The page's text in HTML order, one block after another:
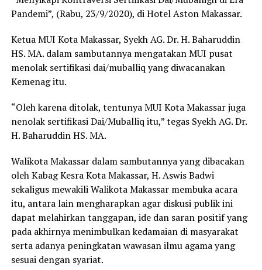
Pandemi”, (Rabu, 23/9/2020), di Hotel Aston Makassar.
Ketua MUI Kota Makassar, Syekh AG. Dr. H. Baharuddin
HS. MA. dalam sambutannya mengatakan MUI pusat
menolak sertifikasi dai/muballiq yang diwacanakan
Kemenag itu.
“Oleh karena ditolak, tentunya MUI Kota Makassar juga
nenolak sertifikasi Dai/Muballiq itu,” tegas Syekh AG. Dr.
H. Baharuddin HS. MA.
Walikota Makassar dalam sambutannya yang dibacakan
oleh Kabag Kesra Kota Makassar, H. Aswis Badwi
sekaligus mewakili Walikota Makassar membuka acara
itu, antara lain mengharapkan agar diskusi publik ini
dapat melahirkan tanggapan, ide dan saran positif yang
pada akhirnya menimbulkan kedamaian di masyarakat
serta adanya peningkatan wawasan ilmu agama yang
sesuai dengan syariat.